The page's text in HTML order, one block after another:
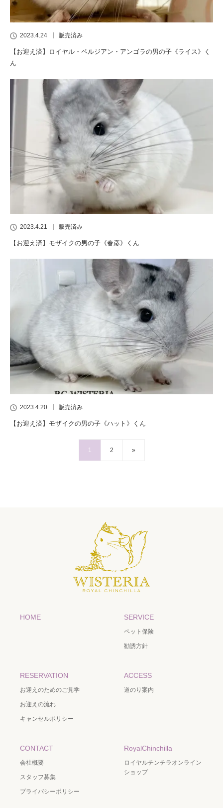
2023.4.24 販売済み
【お迎え済】ロイヤル・ペルジアン・アンゴラの男の子《ライス》く
ん
2023.4.21 販売済み
【お迎え済】モザイクの男の子《春彦》くん
2023.4.20 販売済み
【お迎え済】モザイクの男の子《ハット》くん
1 2 »
HOME SERVICE
ペット保険
勧誘方針
RESERVATION
お迎えのためのご見学
お迎えの流れ
キャンセルポリシー
ACCESS
道のり案内
CONTACT
会社概要
スタッフ募集
プライバシーポリシー
RoyalChinchilla
ロイヤルチンチラオンライン
ショップ